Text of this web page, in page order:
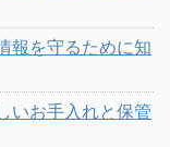
報を守るために知
いお手入れと保管